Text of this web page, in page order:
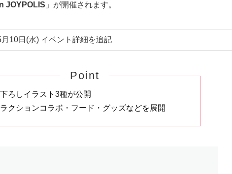
JOYPOLIS 」が開催されます。
10日(水) イベント詳細を追記
Point
ろしイラスト3種が公開
クションコラボ・フード・グッズなどを展開